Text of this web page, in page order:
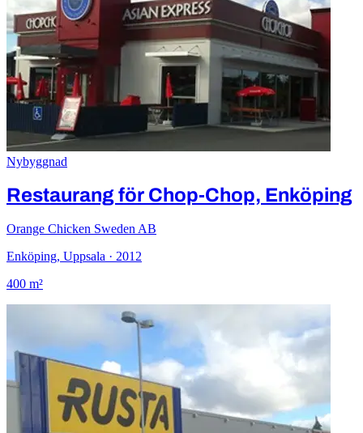
Nybyggnad
Restaurang för Chop-Chop, Enköping
Orange Chicken Sweden AB
Enköping, Uppsala · 2012
400 m²